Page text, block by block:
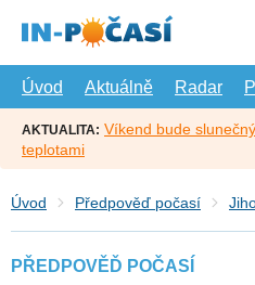
hlavní
Úvod
Aktuálně Radar
AKTUALITA: Víkend bude
teplotami
Úvod Předpověď počasí
PŘEDPOVĚĎ POČASÍ